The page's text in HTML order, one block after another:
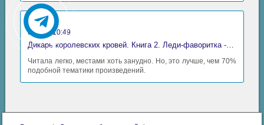
Аида
06 май 10:49
Дикарь королевских кровей. Книга 2. Леди-фаворитка - Анна Сергеевна Гаврилова
Читала легко, местами хоть занудно. Но, это лучше, чем 70%
подобной тематики произведений.